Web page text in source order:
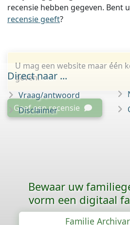
recensie hebben gegeven. Bent
recensie geeft?
U mag een website maar één
geven.
Geef een recensie
Direct naar ...
Vraag/antwoord
Disclaimer
Bewaar uw
vorm een digitaal
Familie